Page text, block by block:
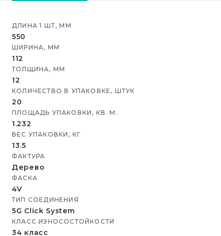
ДЛИНА 1 ШТ, ММ
550
ШИРИНА, ММ
112
ТОЛЩИНА, ММ
12
КОЛИЧЕСТВО В УПАКОВКЕ, ШТУК
20
ПЛОЩАДЬ УПАКОВКИ, КВ. М.
1.232
ВЕС УПАКОВКИ, КГ
13.5
ФАКТУРА
Дерево
ФАСКА
4V
ТИП СОЕДИНЕНИЯ
5G Click System
КЛАСС ИЗНОСОСТОЙКОСТИ
34 класс